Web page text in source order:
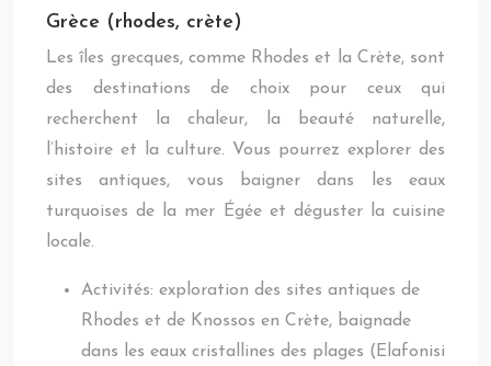
Grèce (rhodes, crète)
Les îles grecques, comme Rhodes et la Crète, sont
des destinations de choix pour ceux qui
recherchent la chaleur, la beauté naturelle,
l’histoire et la culture. Vous pourrez explorer des
sites antiques, vous baigner dans les eaux
turquoises de la mer Égée et déguster la cuisine
locale.
Activités: exploration des sites antiques de
Rhodes et de Knossos en Crète, baignade
dans les eaux cristallines des plages (Elafonisi